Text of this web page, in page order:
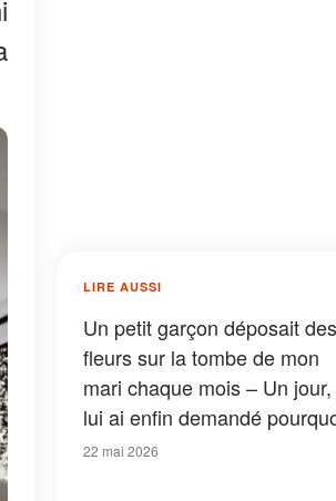
LIRE AUSSI
Un petit garçon déposait des
fleurs sur la tombe de mon
mari chaque mois – Un
lui ai enfin demandé
22 mai 2026